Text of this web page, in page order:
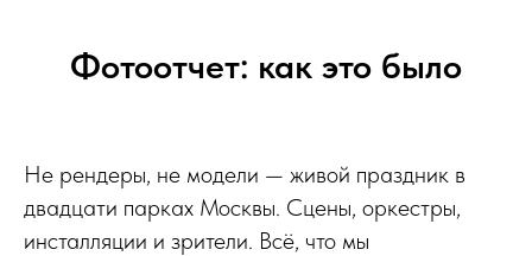
Фотоотчет: как это было
Не рендеры, не модели — живой праздник в
двадцати парках Москвы. Сцены, оркестры,
инсталляции и зрители. Всё, что мы